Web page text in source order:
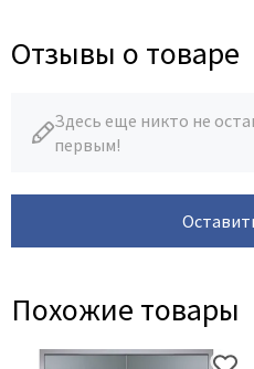
Отзывы о товаре
Здесь еще никто не
первым!
Похожие товары